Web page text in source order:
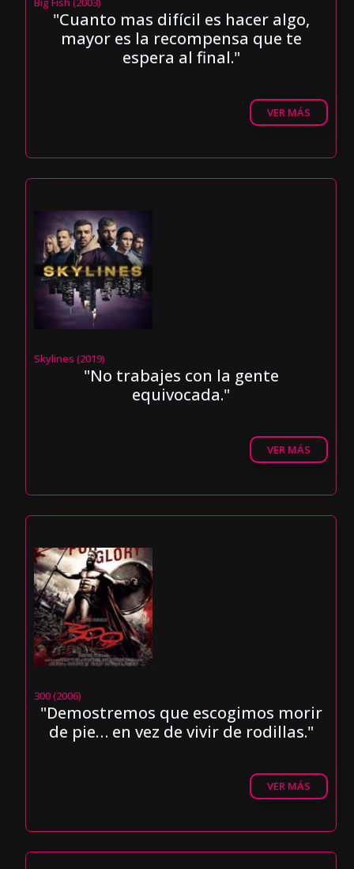
"Cuanto mas difícil es hacer algo,
mayor es la recompensa que te
espera al final."
VER MÁS
Skylines (2019)
"No trabajes con la gente
equivocada."
VER MÁS
300 (2006)
"Demostremos que escogimos morir
de pie… en vez de vivir de rodillas."
VER MÁS